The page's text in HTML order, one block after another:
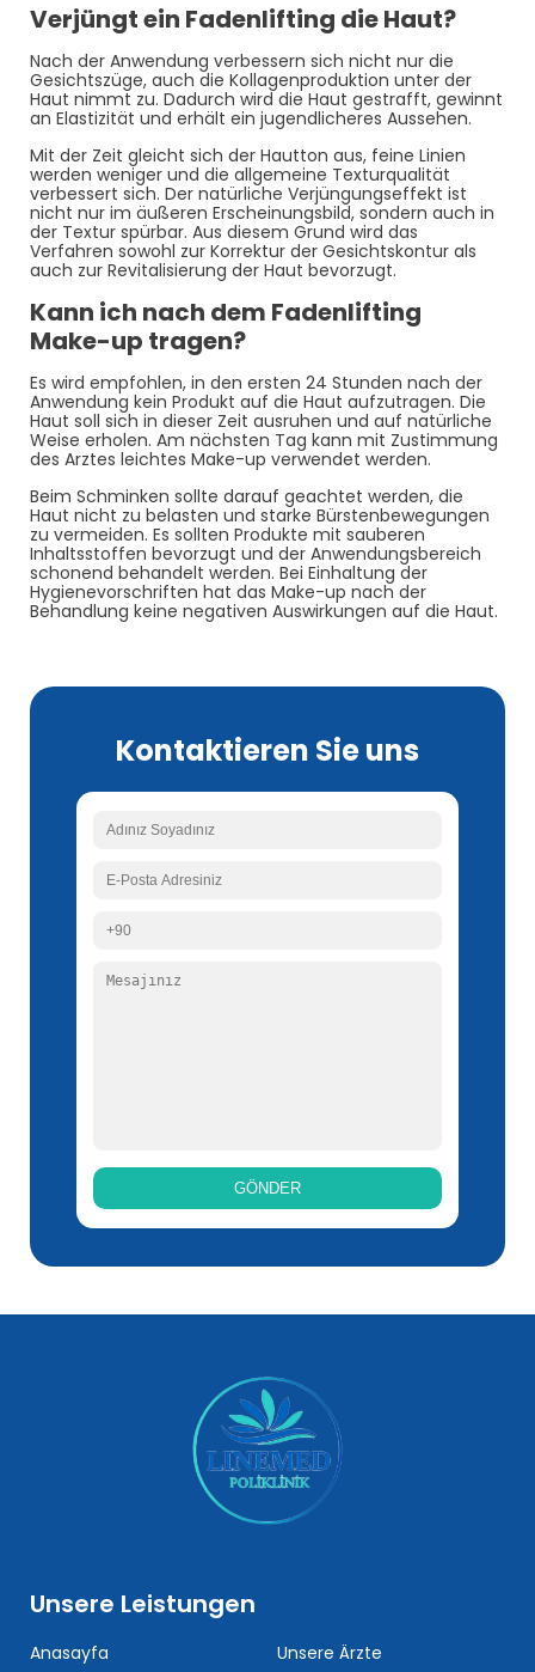
Verjüngt ein Fadenlifting die Haut?
Nach der Anwendung verbessern sich nicht nur die
Gesichtszüge, auch die Kollagenproduktion unter der
Haut nimmt zu. Dadurch wird die Haut gestrafft, gewinnt
an Elastizität und erhält ein jugendlicheres Aussehen.
Mit der Zeit gleicht sich der Hautton aus, feine Linien
werden weniger und die allgemeine Texturqualität
verbessert sich. Der natürliche Verjüngungseffekt ist
nicht nur im äußeren Erscheinungsbild, sondern auch in
der Textur spürbar. Aus diesem Grund wird das
Verfahren sowohl zur Korrektur der Gesichtskontur als
auch zur Revitalisierung der Haut bevorzugt.
Kann ich nach dem Fadenlifting
Make-up tragen?
Es wird empfohlen, in den ersten 24 Stunden nach der
Anwendung kein Produkt auf die Haut aufzutragen. Die
Haut soll sich in dieser Zeit ausruhen und auf natürliche
Weise erholen. Am nächsten Tag kann mit Zustimmung
des Arztes leichtes Make-up verwendet werden.
Beim Schminken sollte darauf geachtet werden, die
Haut nicht zu belasten und starke Bürstenbewegungen
zu vermeiden. Es sollten Produkte mit sauberen
Inhaltsstoffen bevorzugt und der Anwendungsbereich
schonend behandelt werden. Bei Einhaltung der
Hygienevorschriften hat das Make-up nach der
Behandlung keine negativen Auswirkungen auf die Haut.
Kontaktieren Sie uns
Unsere Leistungen
Anasayfa
Unsere Ärzte